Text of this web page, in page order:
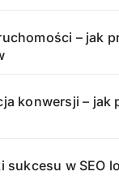
– jak
konwersji – jak
sukcesu w SEO